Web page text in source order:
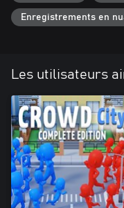
Enregistrements en
Les utilisateurs